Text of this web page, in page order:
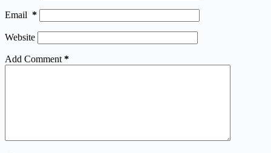
Email *
Website
Add Comment *